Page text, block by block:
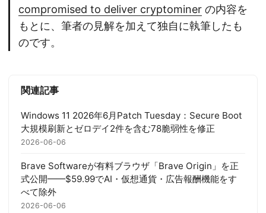
compromised to deliver cryptominer の内容を
もとに、筆者の見解を加えて独自に執筆したも
のです。
関連記事
Windows 11 2026年6月Patch Tuesday：Secure Boot
大規模刷新とゼロデイ2件を含む78脆弱性を修正
2026-06-06
Brave Softwareが有料ブラウザ「Brave Origin」を正
式公開——$59.99でAI・仮想通貨・広告報酬機能をす
べて除外
2026-06-06